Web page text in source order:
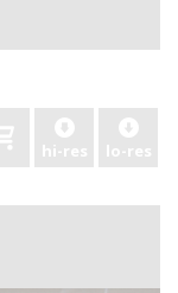
hi-res lo-res